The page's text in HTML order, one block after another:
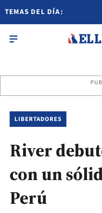
TEMAS DEL DÍA:
LIBERTADORES
River
con un
Perú